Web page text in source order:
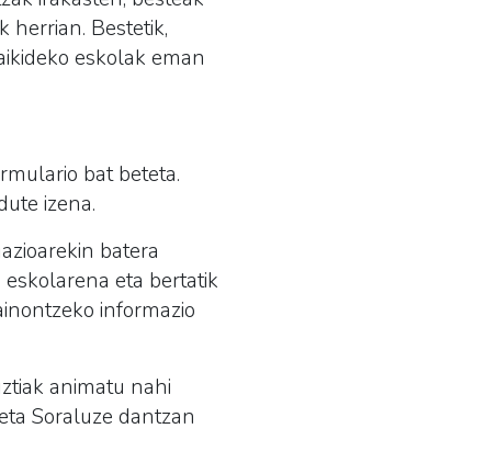
herrian. Bestetik,
eskolak eman
bat beteta.
izena.
batera
eta bertatik
informazio
animatu nahi
Soraluze dantzan